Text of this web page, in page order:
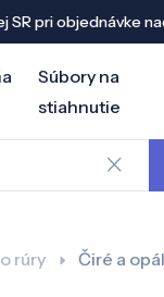
SR pri objednávke
Súbory na
stiahnutie
rúry Čiré a